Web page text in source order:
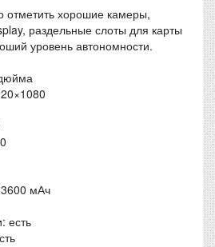
отметить хорошие камеры,
раздельные слоты для карты
уровень автономности.
3600 мАч
есть